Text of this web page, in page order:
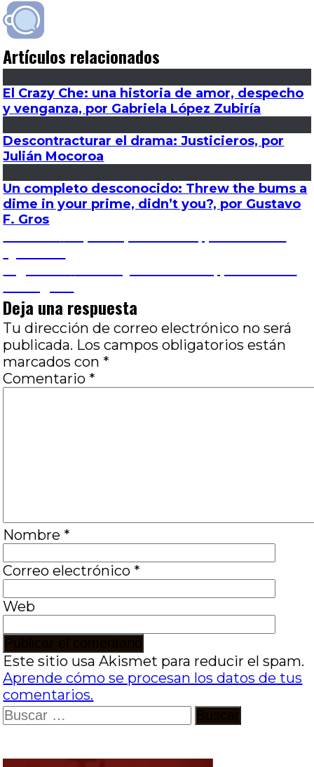
Artículos relacionados
El Crazy Che: una historia de amor, despecho
y venganza, por Gabriela López Zubiría
Descontracturar el drama: Justicieros, por
Julián Mocoroa
Un completo desconocido: Threw the bums a
dime in your prime, didn’t you?, por Gustavo
F. Gros
Navegación
de
entradas
Deja una respuesta
Tu dirección de correo electrónico no será
publicada. Los campos obligatorios están
marcados con *
Comentario *
Nombre *
Correo electrónico *
Web
Este sitio usa Akismet para reducir el spam.
Aprende cómo se procesan los datos de tus
comentarios.
Buscar: